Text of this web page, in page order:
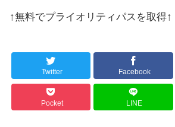
↑無料でプライオリティパスを取得↑
Twitter Facebook
Pocket LINE